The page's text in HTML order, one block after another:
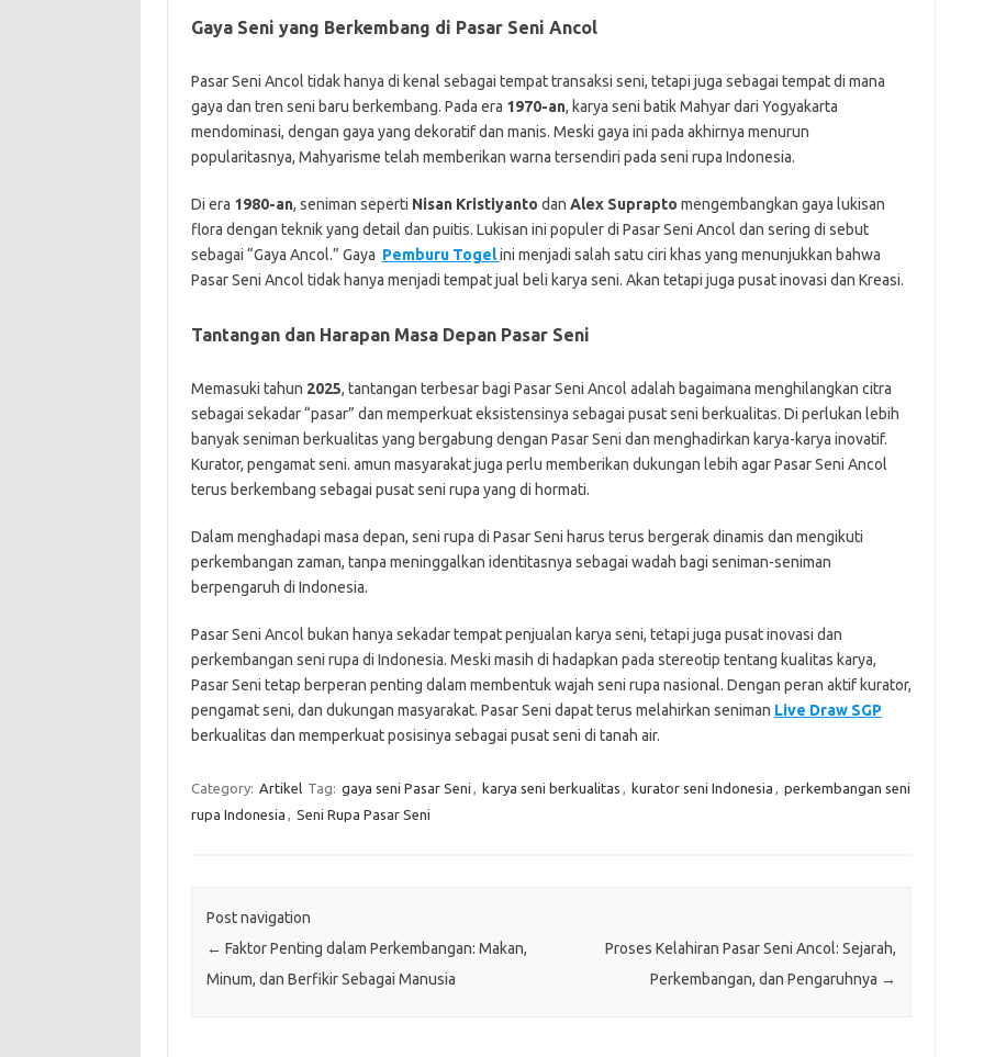
Gaya Seni yang Berkembang di Pasar Seni Ancol
Pasar Seni Ancol tidak hanya di kenal sebagai tempat transaksi seni, tetapi juga sebagai tempat di mana
gaya dan tren seni baru berkembang. Pada era 1970-an, karya seni batik Mahyar dari Yogyakarta
mendominasi, dengan gaya yang dekoratif dan manis. Meski gaya ini pada akhirnya menurun
popularitasnya, Mahyarisme telah memberikan warna tersendiri pada seni rupa Indonesia.
Di era 1980-an, seniman seperti Nisan Kristiyanto dan Alex Suprapto mengembangkan gaya lukisan
flora dengan teknik yang detail dan puitis. Lukisan ini populer di Pasar Seni Ancol dan sering di sebut
sebagai “Gaya Ancol.” Gaya Pemburu Togelini menjadi salah satu ciri khas yang menunjukkan bahwa
Pasar Seni Ancol tidak hanya menjadi tempat jual beli karya seni. Akan tetapi juga pusat inovasi dan Kreasi.
Tantangan dan Harapan Masa Depan Pasar Seni
Memasuki tahun 2025, tantangan terbesar bagi Pasar Seni Ancol adalah bagaimana menghilangkan citra
sebagai sekadar “pasar” dan memperkuat eksistensinya sebagai pusat seni berkualitas. Di perlukan lebih
banyak seniman berkualitas yang bergabung dengan Pasar Seni dan menghadirkan karya-karya inovatif.
Kurator, pengamat seni. amun masyarakat juga perlu memberikan dukungan lebih agar Pasar Seni Ancol
terus berkembang sebagai pusat seni rupa yang di hormati.
Dalam menghadapi masa depan, seni rupa di Pasar Seni harus terus bergerak dinamis dan mengikuti
perkembangan zaman, tanpa meninggalkan identitasnya sebagai wadah bagi seniman-seniman
berpengaruh di Indonesia.
Pasar Seni Ancol bukan hanya sekadar tempat penjualan karya seni, tetapi juga pusat inovasi dan
perkembangan seni rupa di Indonesia. Meski masih di hadapkan pada stereotip tentang kualitas karya,
Pasar Seni tetap berperan penting dalam membentuk wajah seni rupa nasional. Dengan peran aktif kurator,
pengamat seni, dan dukungan masyarakat. Pasar Seni dapat terus melahirkan seniman Live Draw SGP
berkualitas dan memperkuat posisinya sebagai pusat seni di tanah air.
Category: Artikel Tag: gaya seni Pasar Seni , karya seni berkualitas , kurator seni Indonesia , perkembangan seni
rupa Indonesia , Seni Rupa Pasar Seni
Post navigation
← Faktor Penting dalam Perkembangan: Makan,
Minum, dan Berfikir Sebagai Manusia
Proses Kelahiran Pasar Seni Ancol: Sejarah,
Perkembangan, dan Pengaruhnya →